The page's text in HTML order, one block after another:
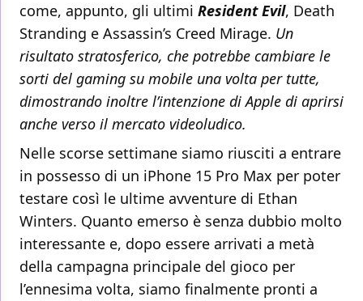
come, appunto, gli ultimi Resident Evil, Death
Stranding e Assassin’s Creed Mirage. Un
risultato stratosferico, che potrebbe cambiare le
sorti del gaming su mobile una volta per tutte,
dimostrando inoltre l’intenzione di Apple di aprirsi
anche verso il mercato videoludico.
Nelle scorse settimane siamo riusciti a entrare
in possesso di un iPhone 15 Pro Max per poter
testare così le ultime avventure di Ethan
Winters. Quanto emerso è senza dubbio molto
interessante e, dopo essere arrivati a metà
della campagna principale del gioco per
l’ennesima volta, siamo finalmente pronti a